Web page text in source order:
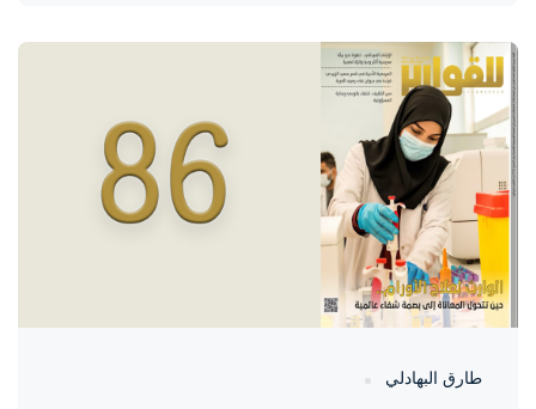
واحة المرأة
منذ 6 أشهر
طارق البهادلي